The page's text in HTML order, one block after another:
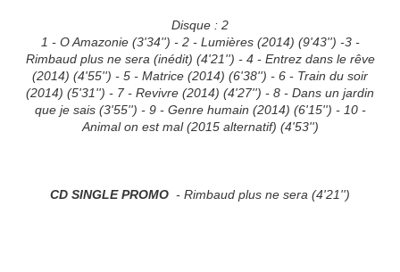
Disque : 2
1 - O Amazonie (3'34'') - 2 - Lumières (2014) (9'43'') -3 -
Rimbaud plus ne sera (inédit) (4'21'') - 4 - Entrez dans le rêve
(2014) (4'55'') - 5 - Matrice (2014) (6'38'') - 6 - Train du soir
(2014) (5'31'') - 7 - Revivre (2014) (4'27'') - 8 - Dans un jardin
que je sais (3'55'') - 9 - Genre humain (2014) (6'15'') - 10 -
Animal on est mal (2015 alternatif) (4'53'')
CD SINGLE PROMO - Rimbaud plus ne sera (4'21'')